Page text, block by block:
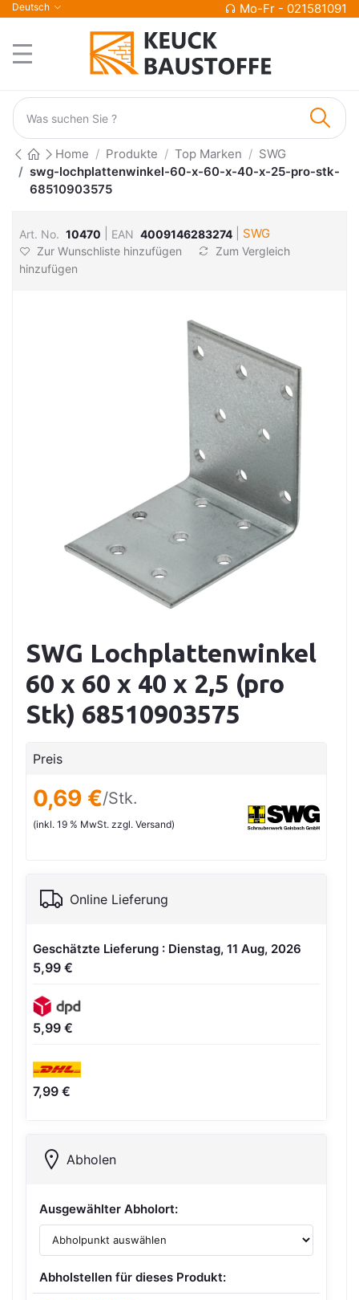
Deutsch Mo-Fr - 021581091
Home Produkte Top Marken
SWG
swg-lochplattenwinkel-60-x-60-x-40-x-25-pro-stk-
68510903575
Art. No. 10470 EAN 4009146283274 SWG
Zur Wunschliste hinzufügen
Zum Vergleich
hinzufügen
SWG Lochplattenwinkel
60 x 60 x 40 x 2,5 (pro
Stk) 68510903575
Preis
0,69 €/Stk.
(inkl. 19 % MwSt. zzgl. Versand)
Online Lieferung
Geschätzte Lieferung : Dienstag, 11 Aug, 2026
5,99 €
5,99 €
7,99 €
Abholen
Ausgewählter Abholort:
Abholstellen für dieses Produkt: